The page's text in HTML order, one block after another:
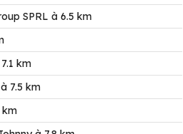
SPRL à 6.5 km
km
7.5 km
km